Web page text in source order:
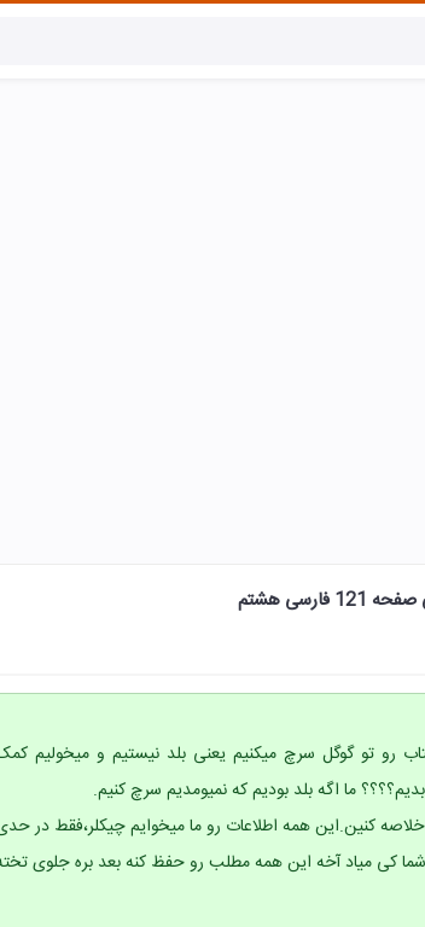
هشتم
رو تو گوگل سرچ میکنیم یعنی بلد نیستیم و میخولیم
ما اگه بلد بودیم که نمیومدیم سرچ کنیم.
کنین.این همه اطلاعات رو ما میخوایم چیکلر،فقط در
شما کی میاد آخه این همه مطلب رو حفظ کنه بعد بره جلوی